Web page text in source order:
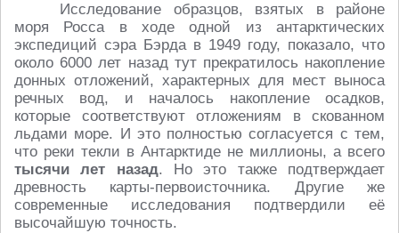
Исследование образцов, взятых в районе
моря Росса в ходе одной из антарктических
экспедиций сэра Бэрда в 1949 году, показало, что
около 6000 лет назад тут прекратилось накопление
донных отложений, характерных для мест выноса
речных вод, и началось накопление осадков,
которые соответствуют отложениям в скованном
льдами море. И это полностью согласуется с тем,
что реки текли в Антарктиде не миллионы, а всего
тысячи лет назад. Но это также подтверждает
древность карты-первоисточника. Другие же
современные исследования подтвердили её
высочайшую точность.